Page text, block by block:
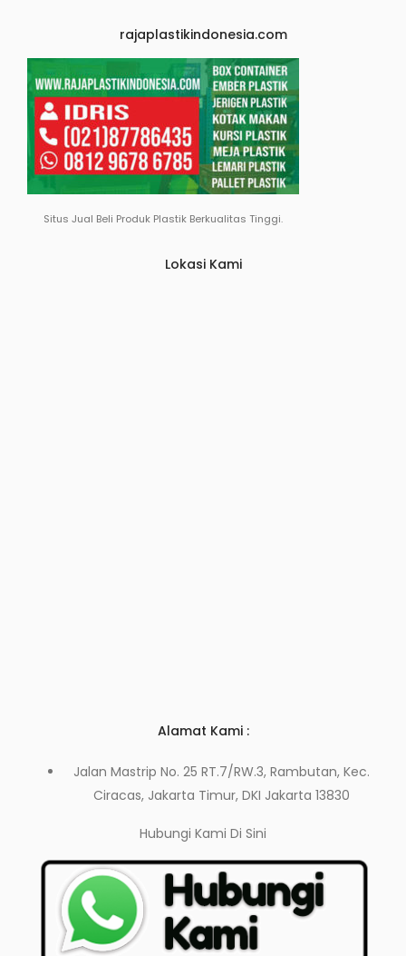
rajaplastikindonesia.com
Situs Jual Beli Produk Plastik Berkualitas Tinggi.
Lokasi Kami
Alamat Kami :
Jalan Mastrip No. 25 RT.7/RW.3, Rambutan, Kec.
Ciracas, Jakarta Timur, DKI Jakarta 13830
Hubungi Kami Di Sini